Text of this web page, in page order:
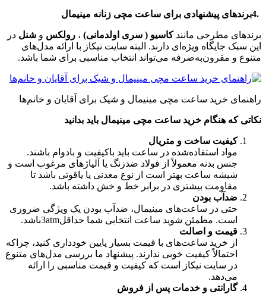
4.برندهای پیشنهادی برای ساعت مچی زنانه مینیمال
برندهای مطرحی مانندکاسیو ( سری اولدمانی) ، رولکس و شنل در
این سبک جایگاه ویژه‌ای دارند. البته سایت نیکاز با ارائه مدل‌های
متنوع و مقرون‌به‌صرفه می‌تواند انتخاب مناسبی برای شما باشد.
راهنمای خرید ساعت مچی مینیمال و شیک برای آقایان و خانم‌ها
نکاتی که هنگام خرید ساعت مچی مینیمال باید بدانید
کیفیت ساخت و متریال
مواد استفاده‌شده در ساعت باید باکیفیت و بادوام باشند.
جنس بدنه معمولاً از فولاد ضدزنگ یا آلیاژهای مرغوب است و
شیشه ساعت بهتر است از نوع معدنی یا یاقوتی باشد تا
مقاومت بیشتری در برابر خط و خش داشته باشد.
ضدآب بودن
حتی در ساعت‌های مینیمال، ضدآب بودن یک ویژگی ضروری
است. مطمئن شوید ساعت انتخابی شما حداقل3atmباشد.
قیمت و اصالت
از خرید ساعت‌های با قیمت بسیار پایین خودداری کنید، چراکه
احتمالاً کیفیت خوبی ندارند. پیشنهاد ما بررسی مدل‌های متنوع
در سایت نیکاز است که کیفیت و قیمت مناسبی را ارائه
می‌دهد.
گارانتی و خدمات پس از فروش